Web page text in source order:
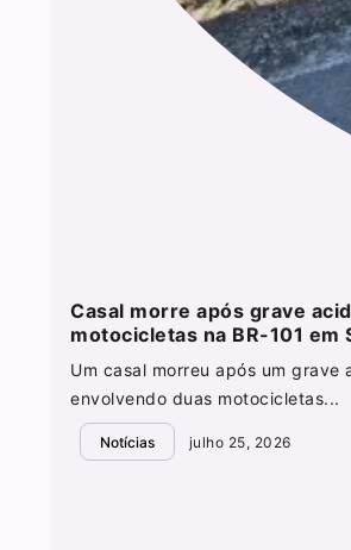
Casal morre após grave
motocicletas na BR-101 em
Um casal morreu após um grave
envolvendo duas motocicletas...
Notícias julho 25, 2026